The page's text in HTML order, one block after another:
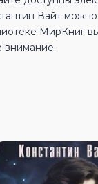
Вайт
МирКниг
внимание.